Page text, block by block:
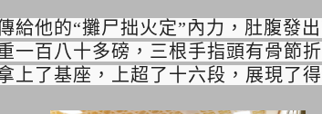
給他的“攤尸拙火定”內力，肚腹發
一百八十多磅，三根手指頭有骨節
上了基座，上超了十六段，展現了